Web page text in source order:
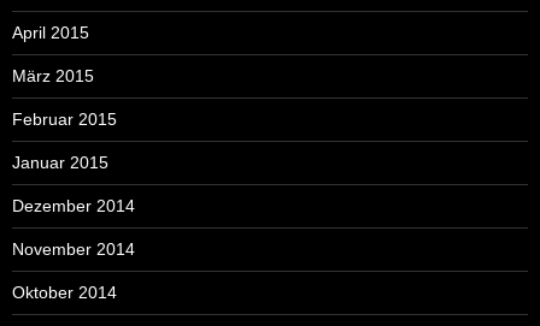
April 2015
März 2015
Februar 2015
Januar 2015
Dezember 2014
November 2014
Oktober 2014